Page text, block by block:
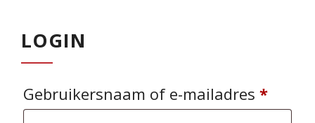
LOGIN
Gebruikersnaam of e-mailadres *